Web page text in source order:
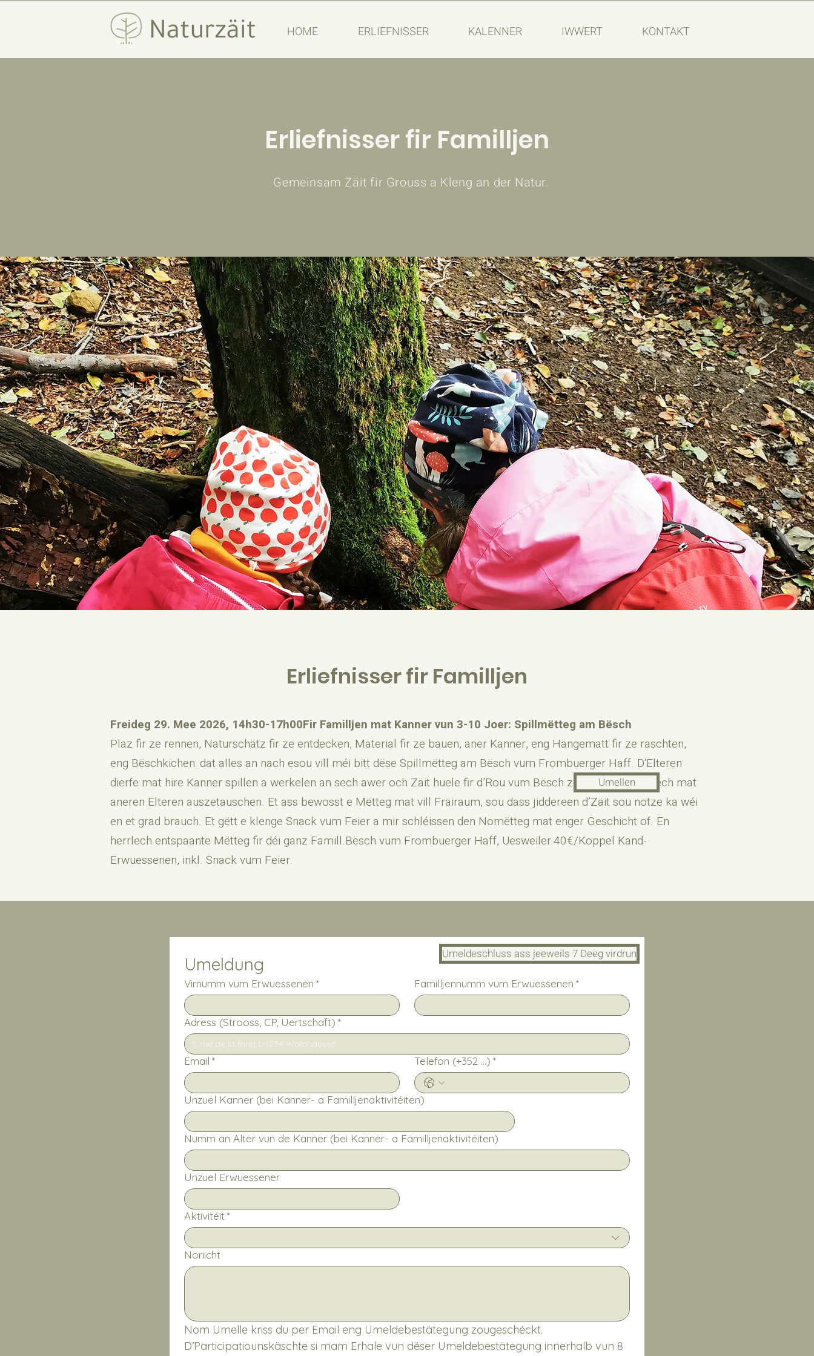
HOME ERLIEFNISSER KALENNER IWWERT KONTAKT
Umellen
Erliefnisser fir Familljen
Gemeinsam Zäit fir Grouss a Kleng an der Natur.
Erliefnisser fir Familljen
Freideg 29. Mee 2026, 14h30-17h00Fir Familljen mat Kanner vun 3-10 Joer: Spillmëtteg am Bësch
Plaz fir ze rennen, Naturschätz fir ze entdecken, Material fir ze bauen, aner Kanner, eng Hängematt fir ze raschten,
eng Bëschkichen: dat alles an nach esou vill méi bitt dëse Spillmëtteg am Bësch vum Frombuerger Haff. D‘Elteren
dierfe mat hire Kanner spillen a werkelen an sech awer och Zäit huele fir d’Rou vum Bësch ze genéissen an sech mat
aneren Elteren auszetauschen. Et ass bewosst e Mëtteg mat vill Fräiraum, sou dass jiddereen d’Zäit sou notze ka wéi
en et grad brauch. Et gëtt e klenge Snack vum Feier a mir schléissen den Nomëtteg mat enger Geschicht of. En
herrlech entspaante Mëtteg fir déi ganz Famill.Bësch vum Frombuerger Haff, Uesweiler.40€/Koppel Kand-
Erwuessenen, inkl. Snack vum Feier.
Umeldung
Virnumm vum Erwuessenen * Familljennumm vum Erwuessenen *
Adress (Strooss, CP, Uertschaft) *
Email * Telefon (+352 ...) *
Unzuel Kanner (bei Kanner- a Familljenaktivitéiten)
Numm an Alter vun de Kanner (bei Kanner- a Familljenaktivitéiten)
Unzuel Erwuessener
Aktivitéit *
Noriicht
Nom Umelle kriss du per Email eng Umeldebestätegung zougeschéckt.
D’Participatiounskäschte si mam Erhale vun dëser Umeldebestätegung innerhalb vun 8
Umeldeschluss ass jeeweils 7 Deeg virdrun